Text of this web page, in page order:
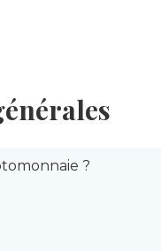
?